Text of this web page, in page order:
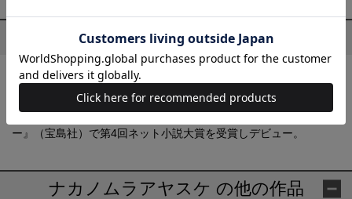
プロフィール
ナカノムラアヤスケ
東京都在住。 2015年より小説投稿サイト「小説家になろう」にて
執筆を開始。 『カンナのカンナ 異端召喚者はシナリオブレイカ
ー』（宝島社）で第4回ネット小説大賞を受賞しデビュー。
ナカノムラアヤスケ の他の作品